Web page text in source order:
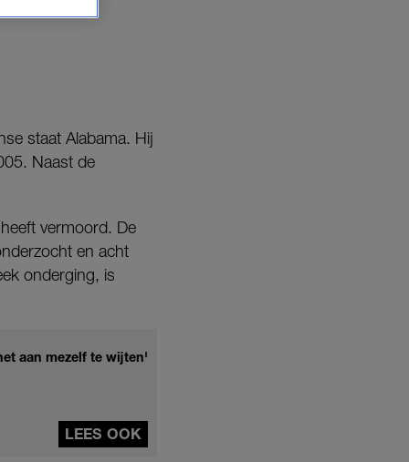
staat Alabama. Hij
Naast de
vermoord. De
en acht
onderging, is
aan mezelf te wijten'
LEES OOK